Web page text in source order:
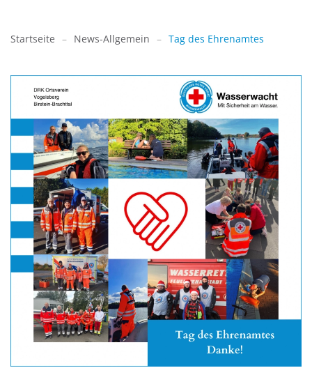
Startseite News-Allgemein Tag des Ehrenamtes